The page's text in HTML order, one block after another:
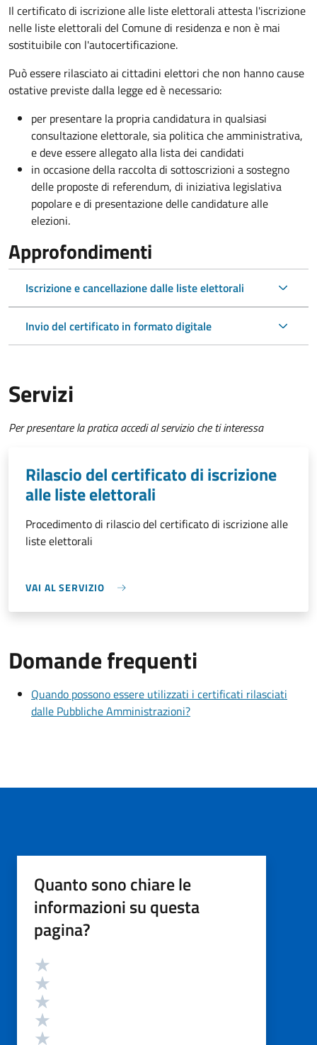
Il certificato di iscrizione alle liste elettorali attesta l'iscrizione
nelle liste elettorali del Comune di residenza e non è mai
sostituibile con l'autocertificazione.
Può essere rilasciato ai cittadini elettori che non hanno cause
ostative previste dalla legge ed è necessario:
per presentare la propria candidatura in qualsiasi
consultazione elettorale, sia politica che amministrativa,
e deve essere allegato alla lista dei candidati
in occasione della raccolta di sottoscrizioni a sostegno
delle proposte di referendum, di iniziativa legislativa
popolare e di presentazione delle candidature alle
elezioni.
Approfondimenti
Iscrizione e cancellazione dalle liste elettorali
Invio del certificato in formato digitale
Servizi
Per presentare la pratica accedi al servizio che ti interessa
Rilascio del certificato di iscrizione
alle liste elettorali
Procedimento di rilascio del certificato di iscrizione alle
liste elettorali
VAI AL SERVIZIO
Domande frequenti
Quando possono essere utilizzati i certificati rilasciati
dalle Pubbliche Amministrazioni?
Quanto sono chiare le
informazioni su questa
pagina?
Valutazione